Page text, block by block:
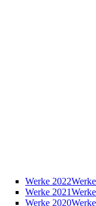
Werke 2022
Werke 2021
Werke 2020